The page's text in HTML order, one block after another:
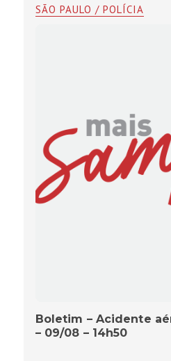
SÃO PAULO / POLÍCIA
Boletim – Acidente
– 09/08 – 14h50